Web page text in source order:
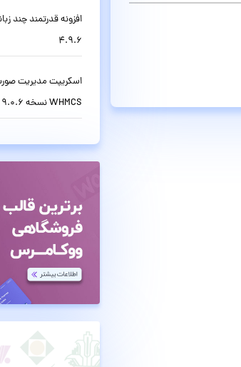
4.9.6
اسکریپت مدیریت
WHMCS نسخه 9.0.6